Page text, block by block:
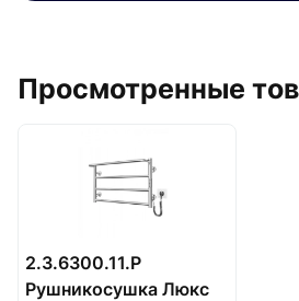
Просмотренные
2.3.6300.11.P
Рушникосушка Люкс